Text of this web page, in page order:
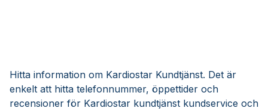
Hitta information om Kardiostar Kundtjänst. Det är
enkelt att hitta telefonnummer, öppettider och
recensioner för Kardiostar kundtjänst kundservice och